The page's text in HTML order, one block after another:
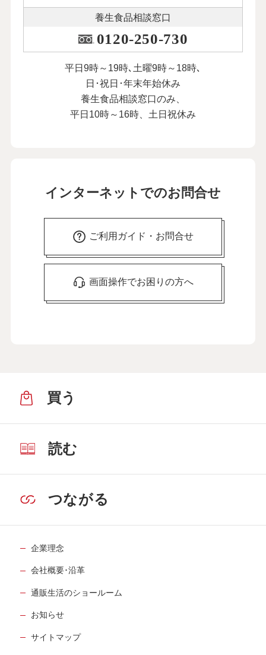
養生食品相談窓口
0120-250-730
平日9時～19時､土曜9時～18時､
日･祝日･年末年始休み
養生食品相談窓口のみ、
平日10時～16時、土日祝休み
インターネットでのお問合せ
ご利用ガイド・お問合せ
画面操作でお困りの方へ
買う
読む
つながる
企業理念
会社概要･沿革
通販生活のショールーム
お知らせ
サイトマップ